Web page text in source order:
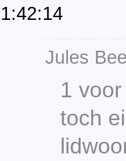
Jules
1
toch